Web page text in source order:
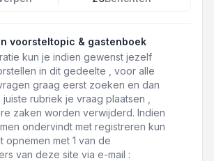
voorsteltopic & gastenboek
kun je indien gewenst jezelf
in dit gedeelte , voor alle
graag eerst zoeken en dan
rubriek je vraag plaatsen ,
zaken worden verwijderd. Indien
ondervindt met registreren kun
opnemen met 1 van de
van deze site via e-mail :